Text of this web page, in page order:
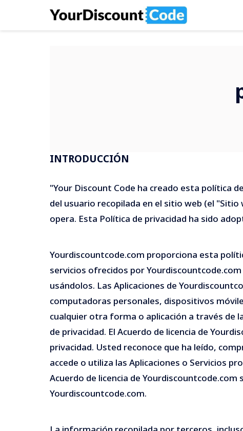
INTRODUCCIÓN
"Your Discount Code ha creado esta política
del usuario recopilada en el sitio web (el
opera. Esta Política de privacidad ha sido
Yourdiscountcode.com proporciona esta
servicios ofrecidos por
usándolos. Las Aplicaciones de
computadoras personales, dispositivos
cualquier otra forma o aplicación a través de
de privacidad. El Acuerdo de licencia de
privacidad. Usted reconoce que ha leído,
accede o utiliza las Aplicaciones o Servicios
Acuerdo de licencia de
Yourdiscountcode.com.